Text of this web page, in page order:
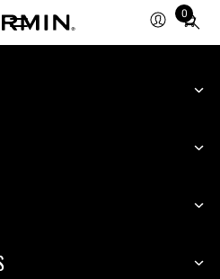
0
Total
items
cart: